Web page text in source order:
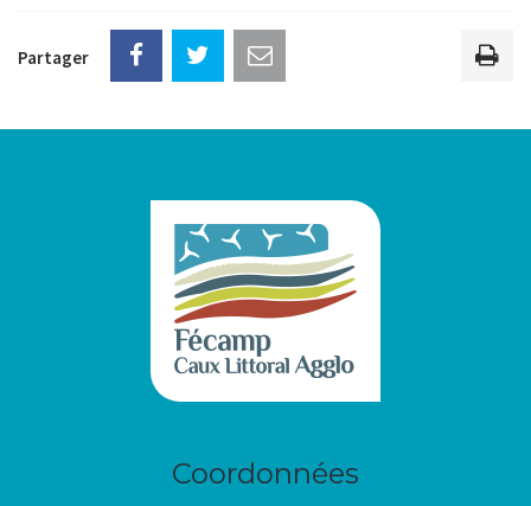
Partager
Coordonnées